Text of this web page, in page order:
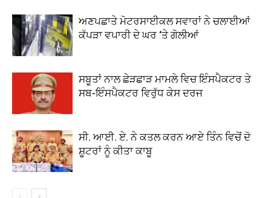
ਅਣਪਛਾਤੇ ਮੋਟਰਸਾਈਕਲ ਸਵਾਰਾਂ ਨੇ ਚਲਾਈਆਂ
ਕੱਪੜਾ ਵਪਾਰੀ ਦੇ ਘਰ ‘ਤੇ ਗੋਲੀਆਂ
ਸਬੂਤਾਂ ਨਾਲ ਛੇੜਛਾੜ ਮਾਮਲੇ ਵਿਚ ਇੰਸਪੈਕਟਰ ਤੇ
ਸਬ-ਇੰਸਪੈਕਟਰ ਵਿਰੁੱਧ ਕੇਸ ਦਰਜ
ਸੀ. ਆਈ. ਏ. ਨੇ ਕਤਲ ਕਰਨ ਆਏ ਤਿੰਨ ਵਿਚੋਂ ਦੋ
ਸ਼ੂਟਰਾਂ ਨੂੰ ਕੀਤਾ ਕਾਬੂ